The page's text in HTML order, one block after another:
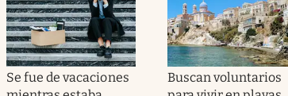
Se fue de vacaciones
Buscan voluntarios